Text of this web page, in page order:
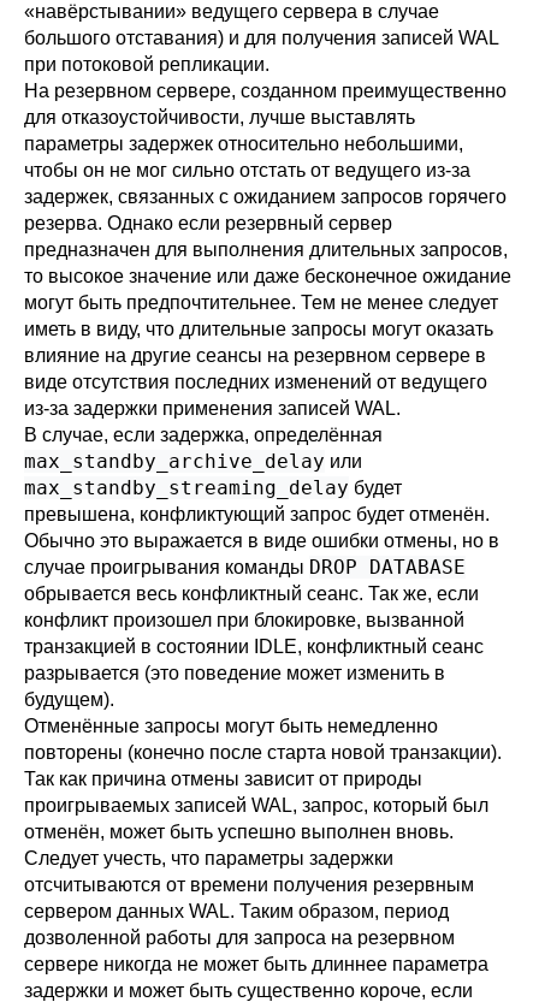
«навёрстывании» ведущего сервера в случае
большого отставания) и для получения записей WAL
при потоковой репликации.
На резервном сервере, созданном преимущественно
для отказоустойчивости, лучше выставлять
параметры задержек относительно небольшими,
чтобы он не мог сильно отстать от ведущего из-за
задержек, связанных с ожиданием запросов горячего
резерва. Однако если резервный сервер
предназначен для выполнения длительных запросов,
то высокое значение или даже бесконечное ожидание
могут быть предпочтительнее. Тем не менее следует
иметь в виду, что длительные запросы могут оказать
влияние на другие сеансы на резервном сервере в
виде отсутствия последних изменений от ведущего
из-за задержки применения записей WAL.
В случае, если задержка, определённая
max_standby_archive_delay или
max_standby_streaming_delay будет
превышена, конфликтующий запрос будет отменён.
Обычно это выражается в виде ошибки отмены, но в
случае проигрывания команды DROP DATABASE
обрывается весь конфликтный сеанс. Так же, если
конфликт произошел при блокировке, вызванной
транзакцией в состоянии IDLE, конфликтный сеанс
разрывается (это поведение может изменить в
будущем).
Отменённые запросы могут быть немедленно
повторены (конечно после старта новой транзакции).
Так как причина отмены зависит от природы
проигрываемых записей WAL, запрос, который был
отменён, может быть успешно выполнен вновь.
Следует учесть, что параметры задержки
отсчитываются от времени получения резервным
сервером данных WAL. Таким образом, период
дозволенной работы для запроса на резервном
сервере никогда не может быть длиннее параметра
задержки и может быть существенно короче, если